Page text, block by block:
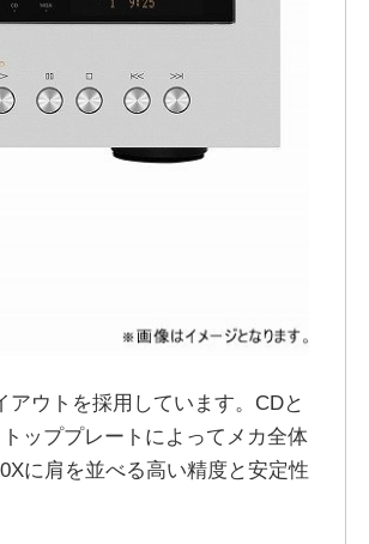
ウトを採用しています。CDと
ッププレートによってメカ全体
に肩を並べる高い精度と安定性